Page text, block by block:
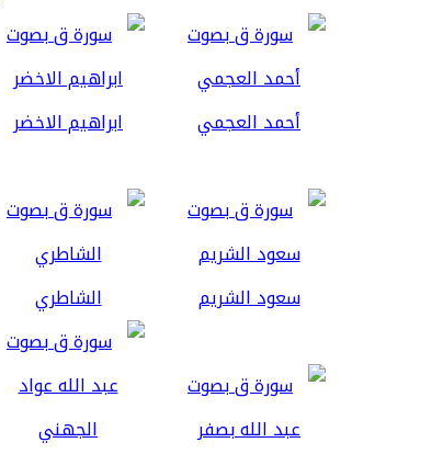
أحمد العجمي ابراهيم الاخضر
سعود الشريم الشاطري